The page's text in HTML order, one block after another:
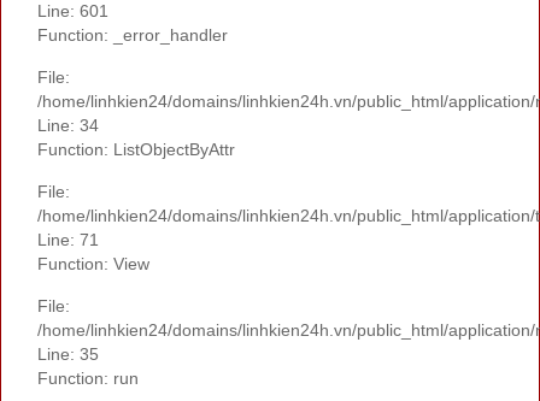
Line: 601
Function: _error_handler
File:
/home/linhkien24/domains/linhkien24h.vn/public_html/
Line: 34
Function: ListObjectByAttr
File:
/home/linhkien24/domains/linhkien24h.vn/public_html/
Line: 71
Function: View
File:
/home/linhkien24/domains/linhkien24h.vn/public_html/
Line: 35
Function: run